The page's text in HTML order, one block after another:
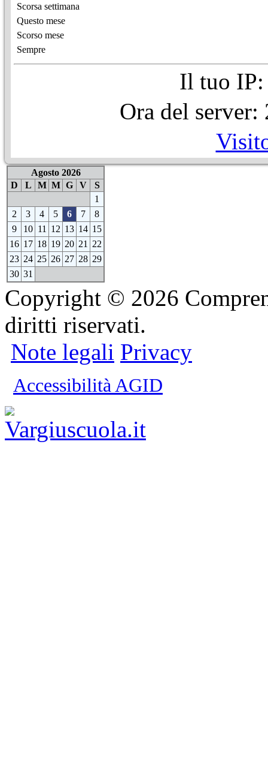
Scorsa settimana
Questo mese
Scorso mese
Sempre
Il tuo IP:
Ora del
Agosto 2026
D
L M M G V
S
1
2
3 4 5 6 7
8
9
10 11 12 13 14 15
16 17 18 19 20 21
22
23 24 25 26 27 28 29
30 31
Copyright © 2026
diritti riservati.
Note legali Privacy
Accessibilità AGID